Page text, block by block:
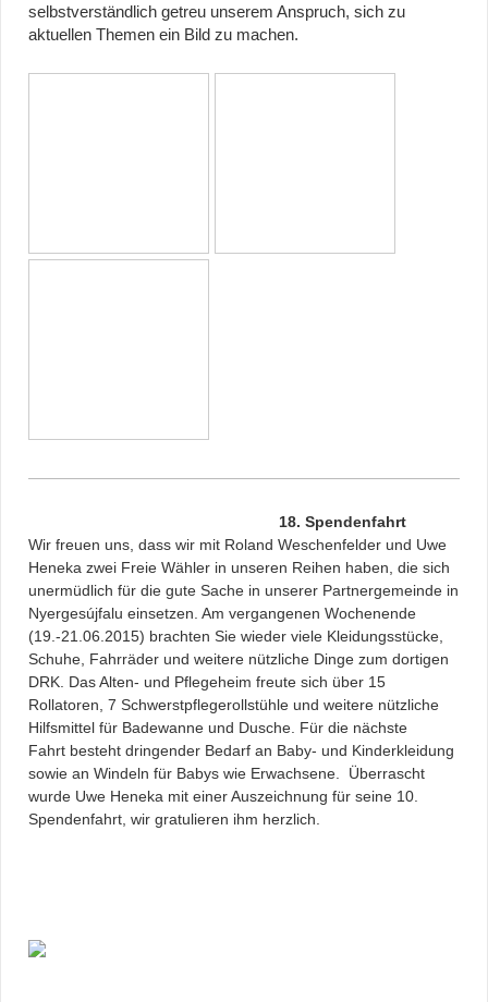
selbstverständlich getreu unserem Anspruch, sich zu
aktuellen Themen ein Bild zu machen.
18. Spendenfahrt
Wir freuen uns, dass wir mit Roland Weschenfelder und Uwe
Heneka zwei Freie Wähler in unseren Reihen haben, die sich
unermüdlich für die gute Sache in unserer Partnergemeinde in
Nyergesújfalu einsetzen. Am vergangenen Wochenende
(19.-21.06.2015) brachten Sie wieder viele Kleidungsstücke,
Schuhe, Fahrräder und weitere nützliche Dinge zum dortigen
DRK. Das Alten- und Pflegeheim freute sich über 15
Rollatoren, 7 Schwerstpflegerollstühle und weitere nützliche
Hilfsmittel für Badewanne und Dusche. Für die nächste
Fahrt besteht dringender Bedarf an Baby- und Kinderkleidung
sowie an Windeln für Babys wie Erwachsene.
Überrascht
wurde Uwe Heneka mit einer Auszeichnung für seine 10.
Spendenfahrt, wir gratulieren ihm herzlich.